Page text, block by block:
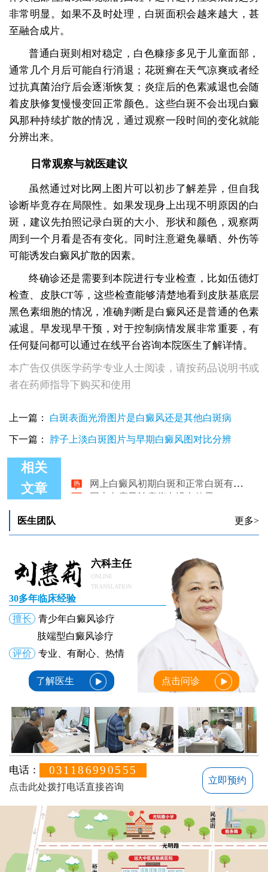
非常明显。如果不及时处理，白斑面积会越来越大，甚
至融合成片。
普通白斑则相对稳定，白色糠疹多见于儿童面部，
通常几个月后可能自行消退；花斑癣在天气凉爽或者经
过抗真菌治疗后会逐渐恢复；炎症后的色素减退也会随
着皮肤修复慢慢变回正常颜色。这些白斑不会出现白癜
风那种持续扩散的情况，通过观察一段时间的变化就能
分辨出来。
日常观察与就医建议
虽然通过对比网上图片可以初步了解差异，但自我
诊断毕竟存在局限性。如果发现身上出现不明原因的白
斑，建议先拍照记录白斑的大小、形状和颜色，观察两
周到一个月看是否有变化。同时注意避免暴晒、外伤等
可能诱发白癜风扩散的因素。
终确诊还是需要到本院进行专业检查，比如伍德灯
检查、皮肤CT等，这些检查能够清楚地看到皮肤基底层
黑色素细胞的情况，准确判断是白癜风还是普通的色素
减退。早发现早干预，对于控制病情发展非常重要，有
任何疑问都可以通过在线平台咨询本院医生了解详情。
本广告仅供医学药学专业人士阅读，请按药品说明书或
者在药师指导下购买和使用
上一篇： 白斑表面光滑图片是白癜风还是其他白斑病
下一篇： 脖子上淡白斑图片与早期白癜风图对比分辨
相关
文章
网上白癜风治疗仪有没有效果
医生团队 更多>
六科主任
ONLINE
TRANSLATION
30多年临床经验
擅长
青少年白癜风诊疗
肢端型白癜风诊疗
评价
专业、有耐心、热情
了解医生 点击问诊
电话： 031186990555
点击此处拨打电话直接咨询
立即预约